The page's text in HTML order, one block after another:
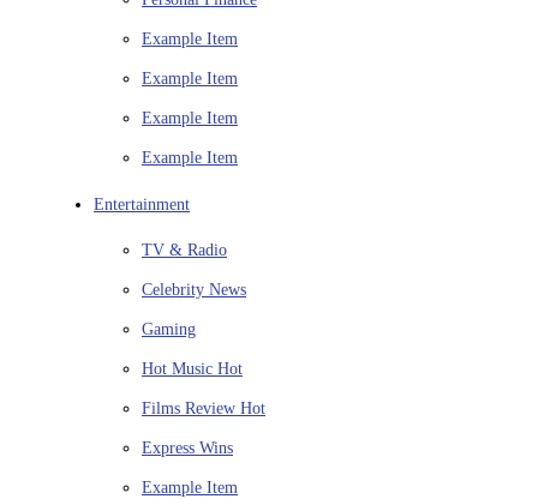
Example Item
Example Item
Example Item
Example Item
Entertainment
TV & Radio
Celebrity News
Gaming
Hot Music Hot
Films Review Hot
Express Wins
Example Item